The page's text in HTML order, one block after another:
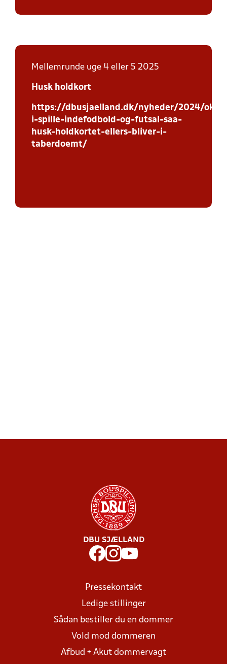
Mellemrunde uge 4 eller 5 2025
Husk holdkort
https://dbusjaelland.dk/nyheder/2024/
i-spille-indefodbold-og-futsal-saa-
husk-holdkortet-ellers-bliver-i-
taberdoemt/
DBU SJÆLLAND
Pressekontakt
Ledige stillinger
Sådan bestiller du en dommer
Vold mod dommeren
Afbud + Akut dommervagt